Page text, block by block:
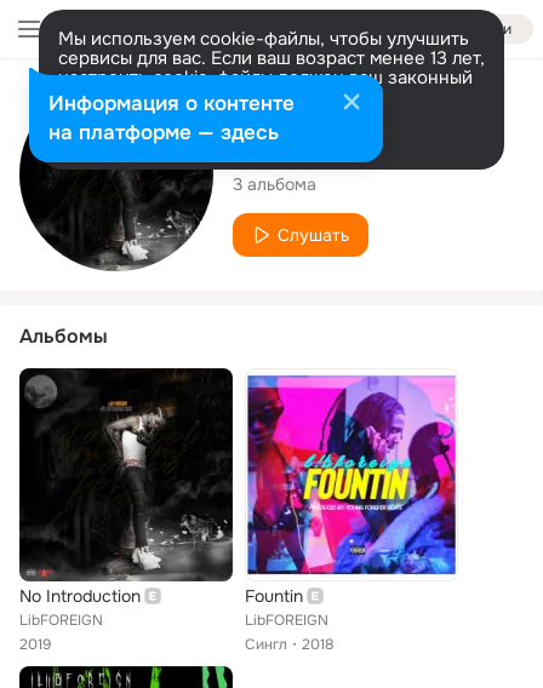
Войти
Мы используем cookie-файлы, чтобы улучшить
сервисы для вас. Если ваш возраст менее 13 лет,
настроить cookie-файлы должен ваш законный
представитель. Больше информации
Разрешить все Настроить
Исполнитель
LibFOREIGN
3 альбома
Слушать
Альбомы
No Introduction
LibFOREIGN
2019
Fountin
LibFOREIGN
Сингл
2018
Информация о контенте
на платформе — здесь